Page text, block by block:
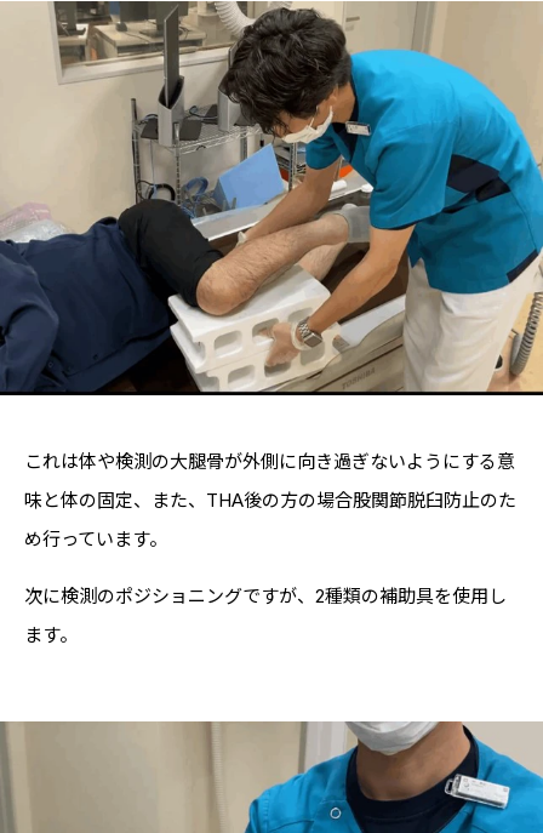
これは体や検測の大腿骨が外側に向き過ぎないようにする意
味と体の固定、また、THA後の方の場合股関節脱臼防止のた
め行っています。
次に検測のポジショニングですが、2種類の補助具を使用し
ます。